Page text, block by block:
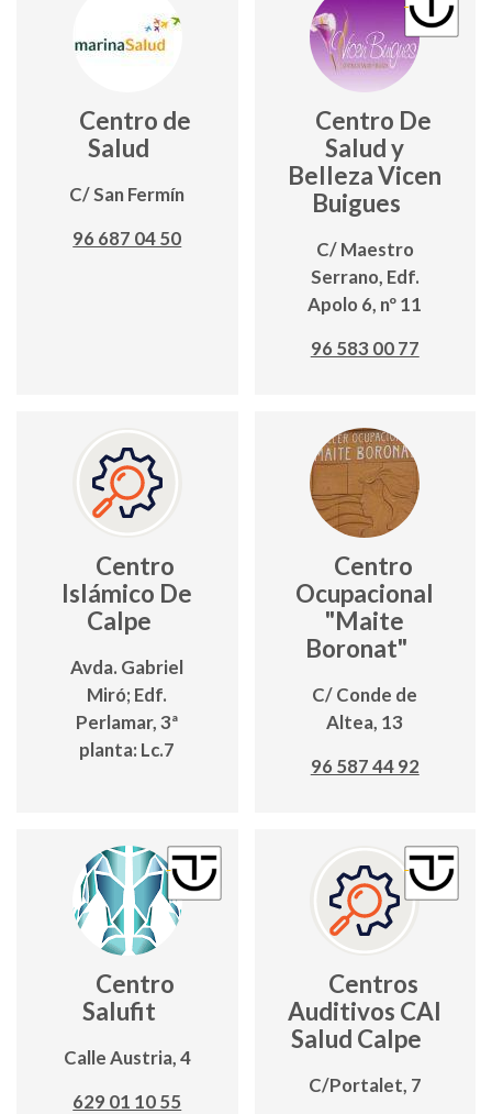
Centro de
Salud
C/ San Fermín
96 687 04 50
Centro De
Salud y
Belleza Vicen
Buigues
C/ Maestro
Serrano, Edf.
Apolo 6, nº 11
96 583 00 77
Centro
Islámico De
Calpe
Avda. Gabriel
Miró; Edf.
Perlamar, 3ª
planta: Lc.7
Centro
Ocupacional
"Maite
Boronat"
C/ Conde de
Altea, 13
96 587 44 92
Centro
Salufit
Calle Austria, 4
629 01 10 55
Centros
Auditivos CAI
Salud Calpe
C/Portalet, 7